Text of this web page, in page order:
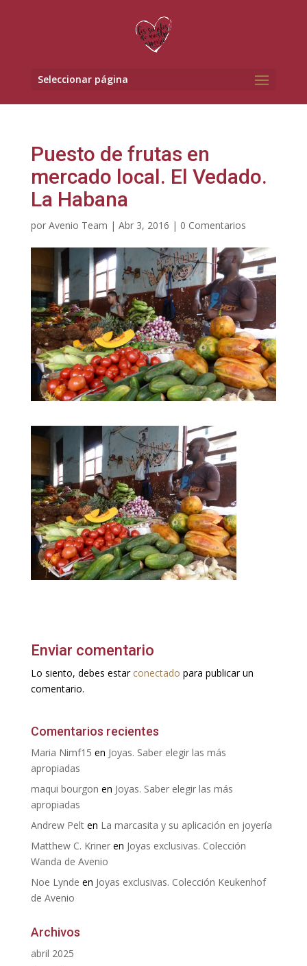
Seleccionar página
Puesto de frutas en
mercado local. El Vedado.
La Habana
por Avenio Team | Abr 3, 2016 | 0 Comentarios
Enviar comentario
Lo siento, debes estar conectado para publicar un
comentario.
Comentarios recientes
Maria Nimf15 en Joyas. Saber elegir las más
apropiadas
maqui bourgon en Joyas. Saber elegir las más
apropiadas
Andrew Pelten La marcasita y su aplicación en joyería
Matthew C. Krineren Joyas exclusivas. Colección
Wanda de Avenio
Noe Lynde en Joyas exclusivas. Colección Keukenhof
de Avenio
Archivos
abril 2025